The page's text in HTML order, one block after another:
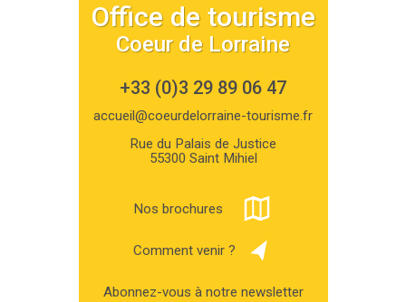
Office de tourisme
Coeur de Lorraine
+33 (0)3 29 89 06 47
accueil@coeurdelorraine-tourisme.fr
Rue du Palais de Justice
55300 Saint Mihiel
Nos brochures
Comment venir ?
Abonnez-vous à notre newsletter